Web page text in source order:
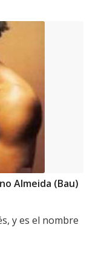
Almeida (Bau)
y es el nombre